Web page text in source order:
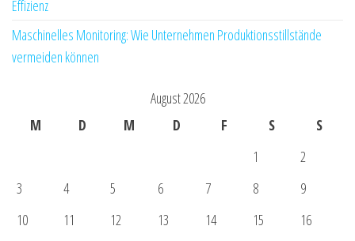
Effizienz
Maschinelles Monitoring: Wie Unternehmen Produktionsstillstände
vermeiden können
August 2026
M
D M D F S
S
1
2
3
4 5 6 7 8
9
10
11 12 13 14 15
16